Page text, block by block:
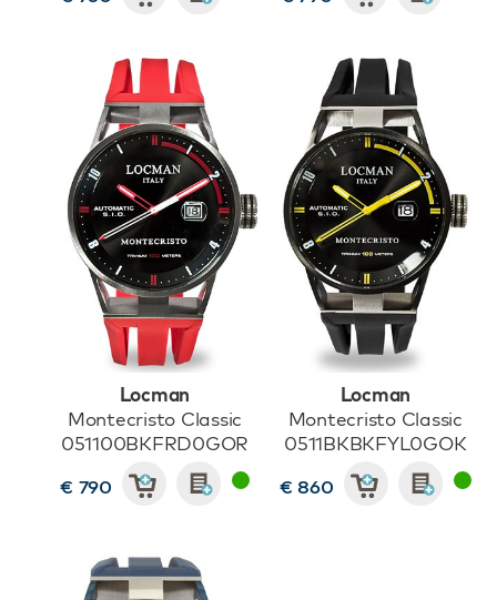
Locman
Montecristo Classic
051100BKFRD0GOR
€ 790
Locman
Montecristo Classic
0511BKBKFYL0GOK
€ 860